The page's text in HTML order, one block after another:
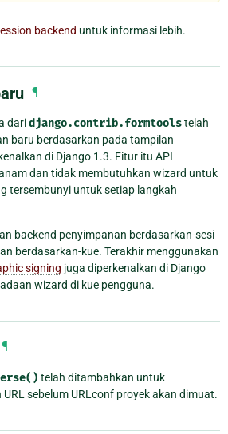
backend untuk informasi lebih.
¶
daridjango.contrib.formtoolstelah
baru berdasarkan pada tampilan
di Django 1.3. Fitur itu API
dan tidak membutuhkan wizard untuk
tersembunyi untuk setiap langkah
backend penyimpanan berdasarkan-sesi
berdasarkan-kue. Terakhir menggunakan
signing juga diperkenalkan di Django
wizard di kue pengguna.
¶
telah ditambahkan untuk
sebelum URLconf proyek akan dimuat.